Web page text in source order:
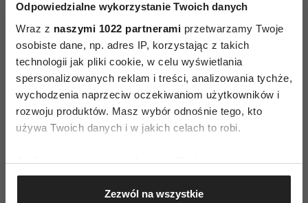
Odpowiedzialne wykorzystanie Twoich danych
Wraz z naszymi 1022 partnerami przetwarzamy Twoje
osobiste dane, np. adres IP, korzystając z takich
technologii jak pliki cookie, w celu wyświetlania
spersonalizowanych reklam i treści, analizowania tychże,
wychodzenia naprzeciw oczekiwaniom użytkowników i
rozwoju produktów. Masz wybór odnośnie tego, kto
używa Twoich danych i w jakich celach to robi.
Jeśli wyrazisz na to zgodę, chcielibyśmy również:
Gromadzić dane dotyczące Twojej lokalizacji
geograficznej z dokładnością nawet do kilku metrów
Zezwól na wszystkie
grudnia w Centrum Artystycznym Fabryka
Trzciny.